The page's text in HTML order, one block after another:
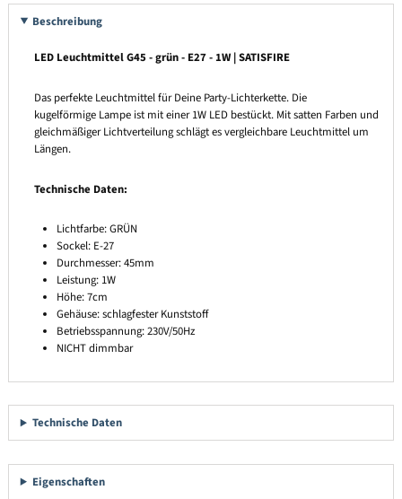
Beschreibung
LED Leuchtmittel G45 - grün - E27 - 1W | SATISFIRE
Das perfekte Leuchtmittel für Deine Party-Lichterkette. Die
kugelförmige Lampe ist mit einer 1W LED bestückt. Mit satten Farben und
gleichmäßiger Lichtverteilung schlägt es vergleichbare Leuchtmittel um
Längen.
Technische Daten:
Lichtfarbe: GRÜN
Sockel: E-27
Durchmesser: 45mm
Leistung: 1W
Höhe: 7cm
Gehäuse: schlagfester Kunststoff
Betriebsspannung: 230V/50Hz
NICHT dimmbar
Technische Daten
Eigenschaften